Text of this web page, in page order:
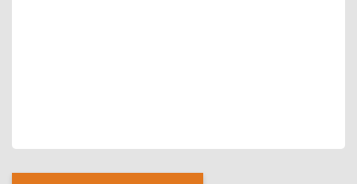
Blöcke
[Cocoon] Custom HTML überspringen